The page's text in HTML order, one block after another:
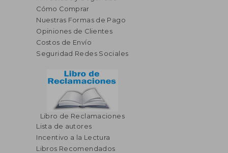
40%
dcto.
$ 54.23
$ 32.54
Cómo Comprar
Nuestras Formas de Pago
Opiniones de Clientes
Costos de Envío
Seguridad Redes Sociales
Libro de Reclamaciones
Lista de autores
Incentivo a la Lectura
Libros Recomendados